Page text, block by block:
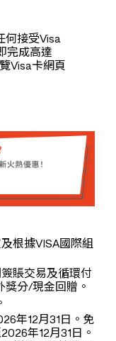
何接受Visa
完成高達
Visa卡網頁
根據VISA國際組
賬交易及循環付
獎分/現金回贈。
年12月31日。免
年12月31日。